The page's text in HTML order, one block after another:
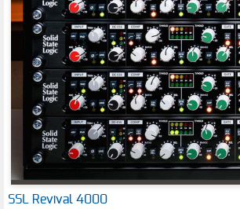
SSL Revival 4000